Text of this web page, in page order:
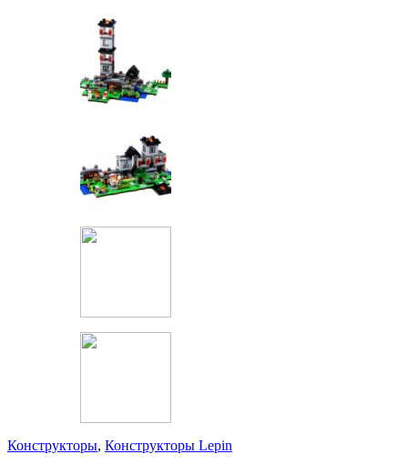
Конструкторы, Конструкторы Lepin